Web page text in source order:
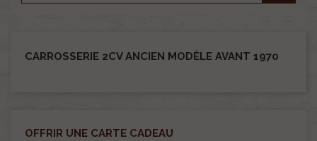
CARROSSERIE 2CV ANCIEN MODÈLE AVANT 1970
OFFRIR UNE CARTE CADEAU